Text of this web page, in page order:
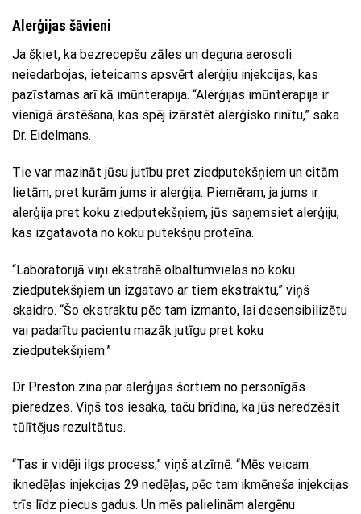
Alerģijas šāvieni
Ja šķiet, ka bezrecepšu zāles un deguna aerosoli
neiedarbojas, ieteicams apsvērt alerģiju injekcijas, kas
pazīstamas arī kā imūnterapija. “Alerģijas imūnterapija ir
vienīgā ārstēšana, kas spēj izārstēt alerģisko rinītu,” saka
Dr. Eidelmans.
Tie var mazināt jūsu jutību pret ziedputekšņiem un citām
lietām, pret kurām jums ir alerģija. Piemēram, ja jums ir
alerģija pret koku ziedputekšņiem, jūs saņemsiet alerģiju,
kas izgatavota no koku putekšņu proteīna.
“Laboratorijā viņi ekstrahē olbaltumvielas no koku
ziedputekšņiem un izgatavo ar tiem ekstraktu,” viņš
skaidro. “Šo ekstraktu pēc tam izmanto, lai desensibilizētu
vai padarītu pacientu mazāk jutīgu pret koku
ziedputekšņiem.”
Dr Preston zina par alerģijas šortiem no personīgās
pieredzes. Viņš tos iesaka, taču brīdina, ka jūs neredzēsit
tūlītējus rezultātus.
“Tas ir vidēji ilgs process,” viņš atzīmē. “Mēs veicam
iknedēļas injekcijas 29 nedēļas, pēc tam ikmēneša injekcijas
trīs līdz piecus gadus. Un mēs palielinām alergēnu